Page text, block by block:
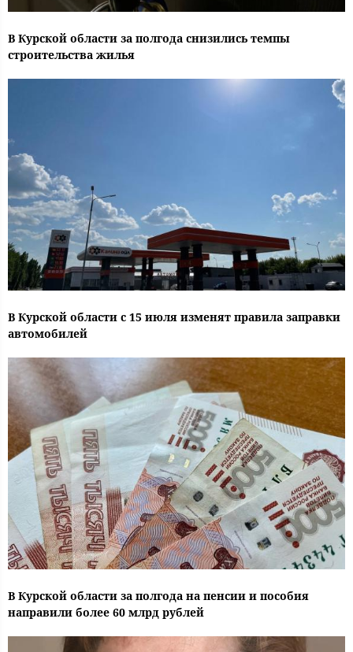
В Курской области за полгода снизились темпы
строительства жилья
В Курской области с 15 июля изменят правила заправки
автомобилей
В Курской области за полгода на пенсии и пособия
направили более 60 млрд рублей